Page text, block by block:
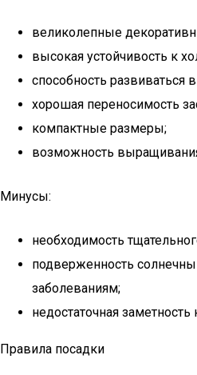
великолепные
высокая устойчивость к
способность развиваться
хорошая переносимость
компактные размеры;
возможность
Минусы:
необходимость
подверженность
заболеваниям;
недостаточная
Правила посадки